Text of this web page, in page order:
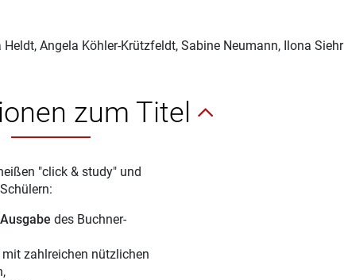
Heldt, Angela Köhler-Krützfeldt, Sabine Neumann, Ilona Siehr
zum Titel
"click & study" und
des Buchner-
zahlreichen nützlichen